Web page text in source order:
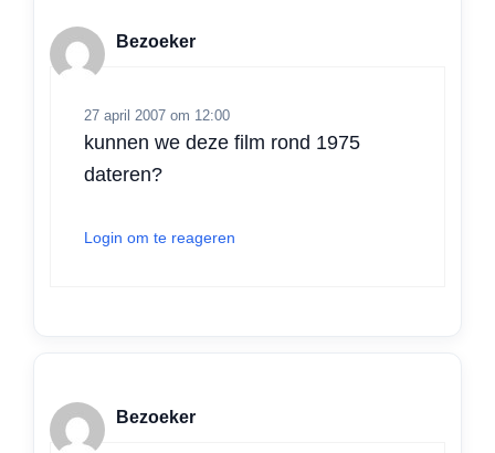
Bezoeker
27 april 2007 om 12:00
kunnen we deze film rond 1975
dateren?
Login om te reageren
Bezoeker